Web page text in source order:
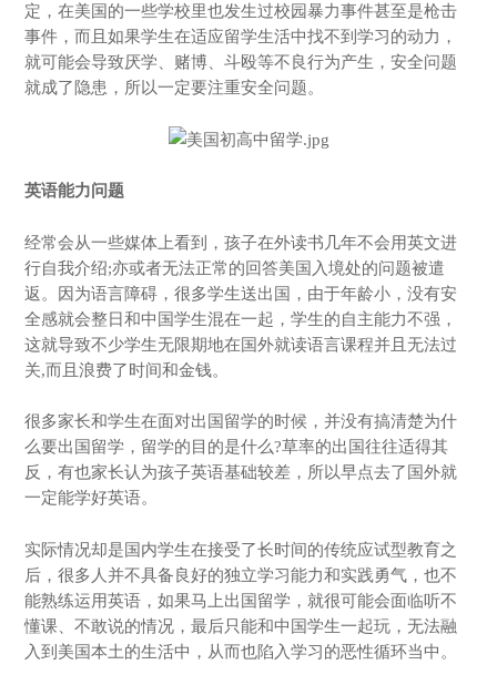
定，在美国的一些学校里也发生过校园暴力事件甚至是枪击
事件，而且如果学生在适应留学生活中找不到学习的动力，
就可能会导致厌学、赌博、斗殴等不良行为产生，安全问题
就成了隐患，所以一定要注重安全问题。
英语能力问题
经常会从一些媒体上看到，孩子在外读书几年不会用英文进
行自我介绍;亦或者无法正常的回答美国入境处的问题被遣
返。因为语言障碍，很多学生送出国，由于年龄小，没有安
全感就会整日和中国学生混在一起，学生的自主能力不强，
这就导致不少学生无限期地在国外就读语言课程并且无法过
关,而且浪费了时间和金钱。
很多家长和学生在面对出国留学的时候，并没有搞清楚为什
么要出国留学，留学的目的是什么?草率的出国往往适得其
反，有也家长认为孩子英语基础较差，所以早点去了国外就
一定能学好英语。
实际情况却是国内学生在接受了长时间的传统应试型教育之
后，很多人并不具备良好的独立学习能力和实践勇气，也不
能熟练运用英语，如果马上出国留学，就很可能会面临听不
懂课、不敢说的情况，最后只能和中国学生一起玩，无法融
入到美国本土的生活中，从而也陷入学习的恶性循环当中。